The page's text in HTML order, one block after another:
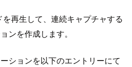
再生して、連続キャプチャする
ンを作成します。
ションを以下のエントリーにて